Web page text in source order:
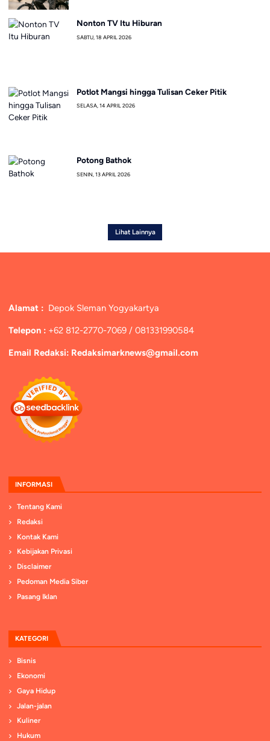
Nonton TV Itu Hiburan
SABTU, 18 APRIL 2026
Potlot Mangsi hingga Tulisan Ceker Pitik
SELASA, 14 APRIL 2026
Potong Bathok
SENIN, 13 APRIL 2026
Lihat Lainnya
Alamat : Depok Sleman Yogyakartya
Telepon : +62 812-2770-7069 / 081331990584
Email Redaksi: Redaksimarknews@gmail.com
INFORMASI
Tentang Kami
Redaksi
Kontak Kami
Kebijakan Privasi
Disclaimer
Pedoman Media Siber
Pasang Iklan
KATEGORI
Bisnis
Ekonomi
Gaya Hidup
Jalan-jalan
Kuliner
Hukum